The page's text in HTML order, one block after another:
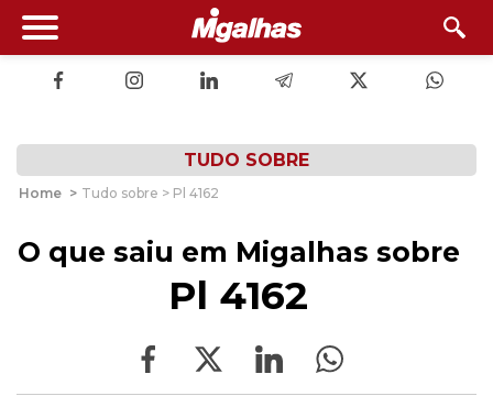
TUDO SOBRE
Home > Tudo sobre > Pl 4162
O que saiu em Migalhas sobre
Pl 4162